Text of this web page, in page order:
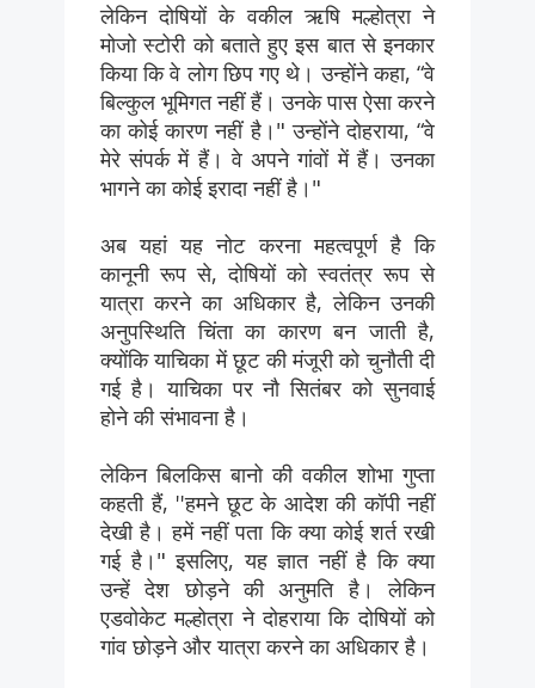
लेकिन दोषियों के वकील ऋषि मल्होत्रा ​​ने
मोजो स्टोरी को बताते हुए इस बात से इनकार
किया कि वे लोग छिप गए थे। उन्होंने कहा, “वे
बिल्कुल भूमिगत नहीं हैं। उनके पास ऐसा करने
का कोई कारण नहीं है।" उन्होंने दोहराया, “वे
मेरे संपर्क में हैं। वे अपने गांवों में हैं। उनका
भागने का कोई इरादा नहीं है।"
अब यहां यह नोट करना महत्वपूर्ण है कि
कानूनी रूप से, दोषियों को स्वतंत्र रूप से
यात्रा करने का अधिकार है, लेकिन उनकी
अनुपस्थिति चिंता का कारण बन जाती है,
क्योंकि याचिका में छूट की मंजूरी को चुनौती दी
गई है। याचिका पर नौ सितंबर को सुनवाई
होने की संभावना है।
लेकिन बिलकिस बानो की वकील शोभा गुप्ता
कहती हैं, ''हमने छूट के आदेश की कॉपी नहीं
देखी है। हमें नहीं पता कि क्या कोई शर्त रखी
गई है।" इसलिए, यह ज्ञात नहीं है कि क्या
उन्हें देश छोड़ने की अनुमति है। लेकिन
एडवोकेट मल्होत्रा ​​ने दोहराया कि दोषियों को
गांव छोड़ने और यात्रा करने का अधिकार है।